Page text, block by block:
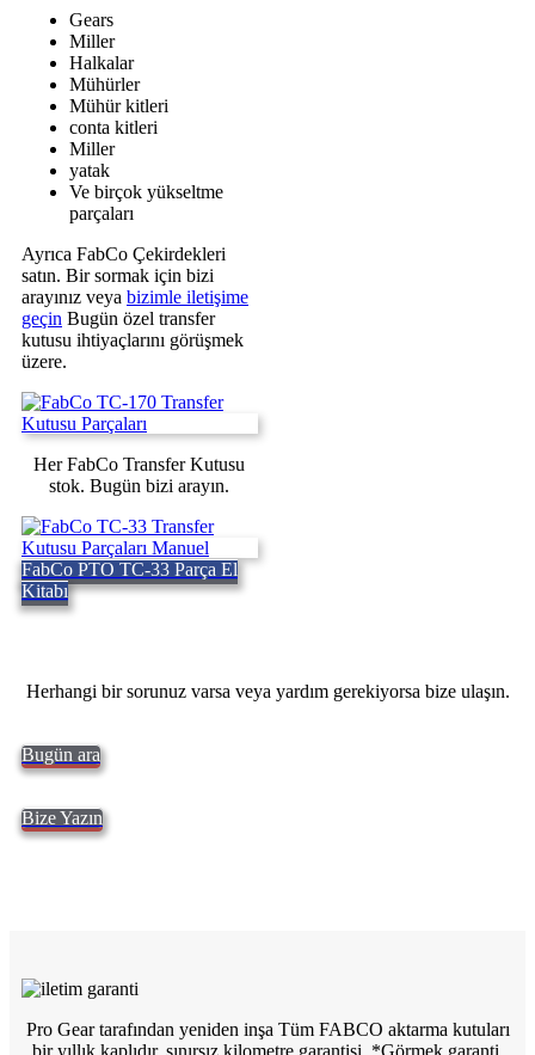
Gears
Miller
Halkalar
Mühürler
Mühür kitleri
conta kitleri
Miller
yatak
Ve birçok yükseltme
parçaları
Ayrıca FabCo Çekirdekleri
satın. Bir sormak için bizi
arayınız veya bizimle iletişime
geçin Bugün özel transfer
kutusu ihtiyaçlarını görüşmek
üzere.
Her FabCo Transfer Kutusu
stok. Bugün bizi arayın.
FabCo PTO TC-33 Parça El
Kitabı
Herhangi bir sorunuz varsa veya yardım gerekiyorsa bize ulaşın.
Bugün ara
Bize Yazın
Pro Gear tarafından yeniden inşa Tüm FABCO aktarma kutuları